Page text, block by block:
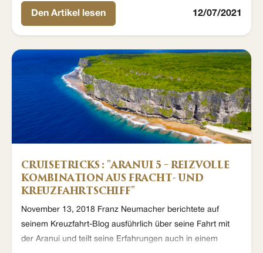
Gegenteil sind sie in vielerlei Hinsicht bemerkenswert.
Den Artikel lesen 12/07/2021
CRUISETRICKS : "ARANUI 5 – REIZVOLLE
KOMBINATION AUS FRACHT- UND
KREUZFAHRTSCHIFF"
November 13, 2018 Franz Neumacher berichtete auf
seinem Kreuzfahrt-Blog ausführlich über seine Fahrt mit
der Aranui und teilt seine Erfahrungen auch in einem